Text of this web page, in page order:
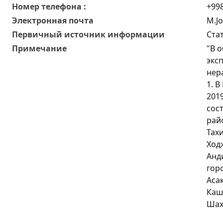
Номер телефона :
Электронная почта
Первичный источник информации
Примечание
"В
1. В